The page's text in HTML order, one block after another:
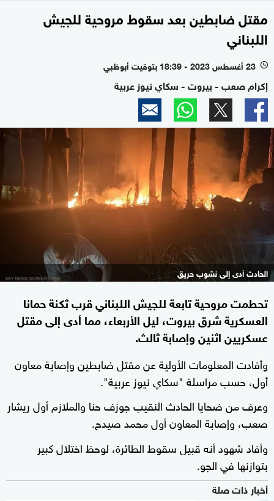
مقتل ضابطين بعد سقوط مروحية للجيش
اللبناني
l 23 أغسطس 2023 - 18:39 بتوقيت أبوظبي
إكرام صعب - بيروت - سكاي نيوز عربية
الحادث أدى إلى نشوب حريق
تحطمت مروحية تابعة للجيش اللبناني قرب ثكنة حمانا
العسكرية شرق بيروت، ليل الأربعاء، مما أدى إلى مقتل
عسكريين اثنين وإصابة ثالث.
وأفادت المعلومات الأولية عن مقتل ضابطين وإصابة معاون
أول، حسب مراسلة "سكاي نيوز عربية".
وعرف من ضحايا الحادث النقيب جوزف حنا والملازم أول ريشار
صعب، وإصابة المعاون أول محمد صيدح.
وأفاد شهود أنه قبيل سقوط الطائرة، لوحظ اختلال كبير
بتوازنها في الجو.
أخبار ذات صلة